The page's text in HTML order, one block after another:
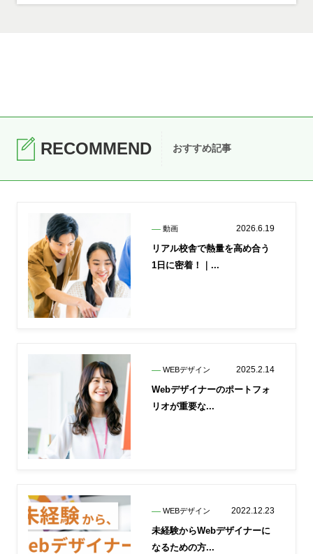
RECOMMEND おすすめ記事
動画 2026.6.19
リアル校舎で熱量を高め合う
1日に密着！｜...
WEBデザイン 2025.2.14
Webデザイナーのポートフォ
リオが重要な...
WEBデザイン 2022.12.23
未経験からWebデザイナーに
なるための方...